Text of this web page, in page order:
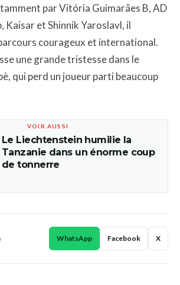
par Vitória Guimarães B, AD
Kaisar et Shinnik Yaroslavl, il
courageux et international.
une grande tristesse dans le
qui perd un joueur parti beaucoup
VOIR AUSSI
Le Liechtenstein humilie la
Tanzanie dans un énorme coup
de tonnerre
WhatsApp Facebook X